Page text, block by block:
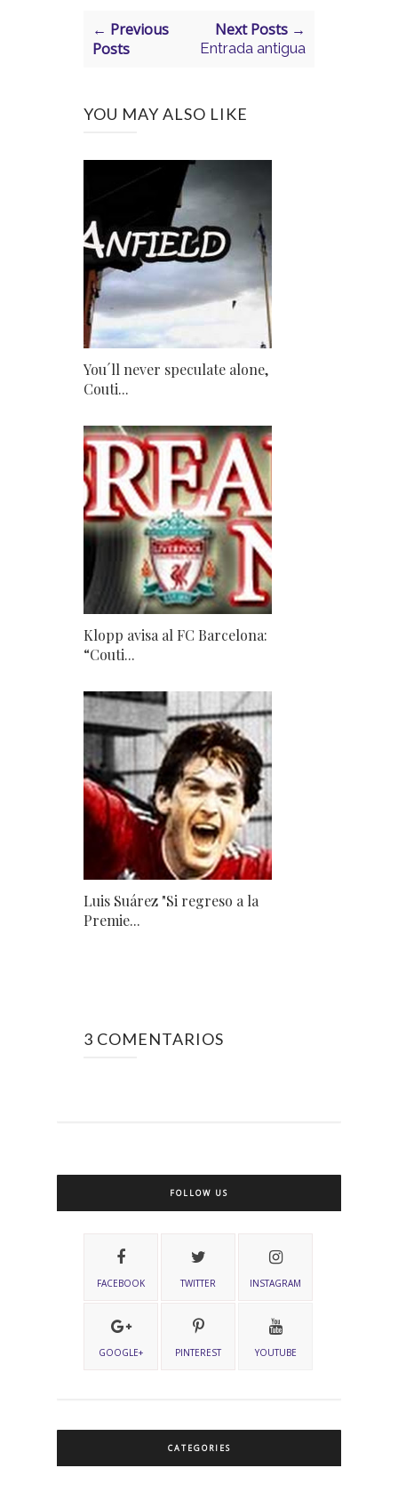
← Previous
Posts
Next Posts →
Entrada antigua
YOU MAY ALSO LIKE
You´ll never speculate alone,
Couti...
Klopp avisa al FC Barcelona:
“Couti...
Luis Suárez "Si regreso a la
Premie...
3 COMENTARIOS
FOLLOW US
FACEBOOK TWITTER INSTAGRAM
GOOGLE+ PINTEREST YOUTUBE
CATEGORIES